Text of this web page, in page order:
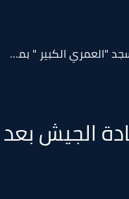
مساجد لها تاريخ - مسجد "العمري الكبير " بمدينة أشمون...
الجيش بعد